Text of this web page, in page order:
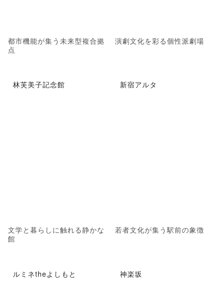
都市機能が集う未来型複合拠
点
演劇文化を彩る個性派劇場
林芙美子記念館
文学と暮らしに触れる静かな
館
新宿アルタ
若者文化が集う駅前の象徴
ルミネtheよしもと 神楽坂